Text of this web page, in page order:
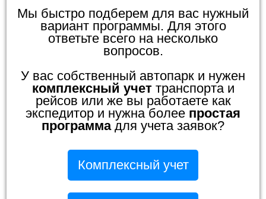
Мы быстро подберем для вас нужный
вариант программы. Для этого
ответьте всего на несколько
вопросов.
У вас собственный автопарк и нужен
комплексный учеттранспорта и
рейсов или же вы работаете как
экспедитор и нужна более простая
программадля учета заявок?
Комплексный учет